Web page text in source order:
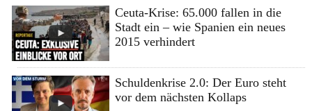
Ceuta-Krise: 65.000 fallen in die
Stadt ein – wie Spanien ein neues
2015 verhindert
Schuldenkrise 2.0: Der Euro steht
vor dem nächsten Kollaps